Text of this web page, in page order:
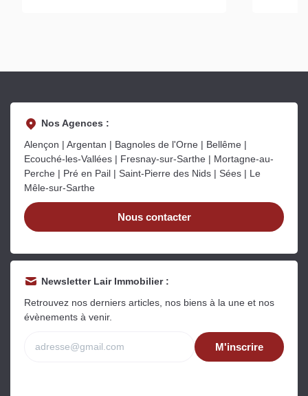
Nos Agences :
Alençon | Argentan | Bagnoles de l'Orne | Bellême |
Ecouché-les-Vallées | Fresnay-sur-Sarthe | Mortagne-au-
Perche | Pré en Pail | Saint-Pierre des Nids | Sées | Le
Mêle-sur-Sarthe
Nous contacter
Newsletter Lair Immobilier :
Retrouvez nos derniers articles, nos biens à la une et nos
évènements à venir.
M'inscrire